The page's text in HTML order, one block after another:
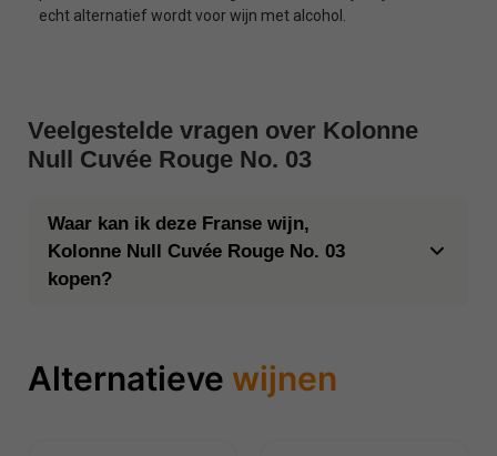
echt alternatief wordt voor wijn met alcohol.
Veelgestelde vragen over Kolonne
Null Cuvée Rouge No. 03
Waar kan ik deze Franse wijn,
Kolonne Null Cuvée Rouge No. 03
kopen?
Alternatieve wijnen